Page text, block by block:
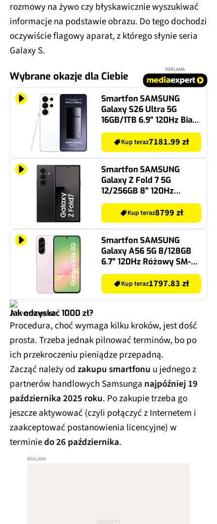
rozmowy na żywo czy błyskawicznie wyszukiwać
informacje na podstawie obrazu. Do tego dochodzi
oczywiście flagowy aparat, z którego słynie seria
Galaxy S.
Wybrane okazje dla Ciebie
REKLAMA
Smartfon SAMSUNG
Galaxy S26 Ultra 5G
16GB/1TB 6.9" 120Hz Biały
SM-S948
Kup teraz7181.99 zł
Smartfon SAMSUNG
Galaxy Z Fold 7 5G
12/256GB 8" 120Hz
Czarny SM-F966
Kup teraz8799 zł
Smartfon SAMSUNG
Galaxy A56 5G 8/128GB
6.7" 120Hz Różowy SM-
A566
Kup teraz1797.83 zł
Jak odzyskać 1000 zł?
Procedura, choć wymaga kilku kroków, jest dość
prosta. Trzeba jednak pilnować terminów, bo po
ich przekroczeniu pieniądze przepadną.
Zacząć należy od zakupu smartfonu u jednego z
partnerów handlowych Samsunga najpóźniej 19
października 2025 roku. Po zakupie trzeba go
jeszcze aktywować (czyli połączyć z Internetem i
zaakceptować postanowienia licencyjne) w
terminiedo 26 października.